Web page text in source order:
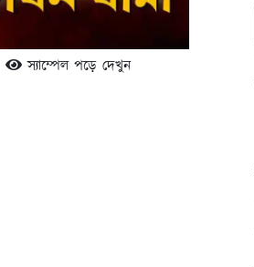
স্যাম্পেল পড়ে দেখুন